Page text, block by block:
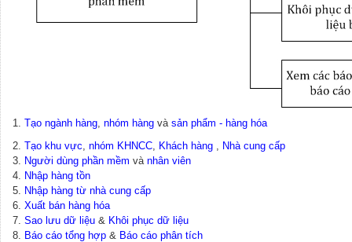
1. Tạo ngành hàng nhóm hàng và sản phẩm - hàng hóa
2. Tạo khu vực nhóm KHNCC Khách hàng
Nhà cung cấp
3. Người dùng phần mềm và nhân viên
4. Nhập hàng tồn
5. Nhập hàng từ nhà cung cấp
6. Xuất bán hàng hóa
7. Sao lưu dữ liệu & Khôi phục dữ liệu
8. Báo cáo tổng hợp & Báo cáo phân tích